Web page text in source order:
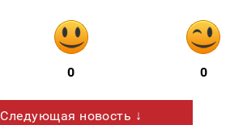
0 0
Следующая новость ↓